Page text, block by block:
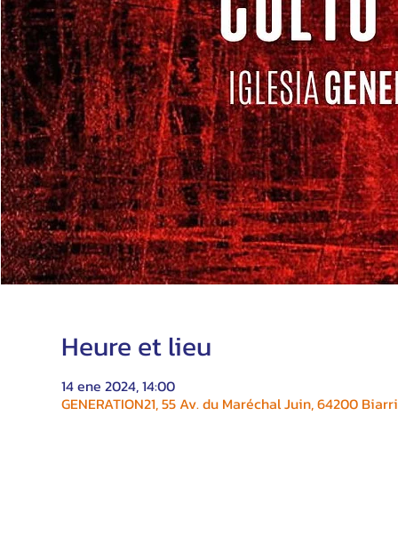
Heure et lieu
14 ene 2024, 14:00
GENERATION21, 55 Av. du Maréchal Juin, 64200